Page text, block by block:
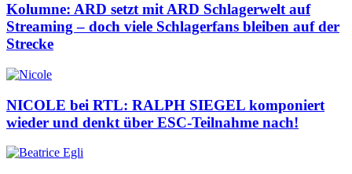
Kolumne: ARD setzt mit ARD Schlagerwelt auf
Streaming – doch viele Schlagerfans bleiben auf der
Strecke
NICOLE bei RTL: RALPH SIEGEL komponiert
wieder und denkt über ESC-Teilnahme nach!